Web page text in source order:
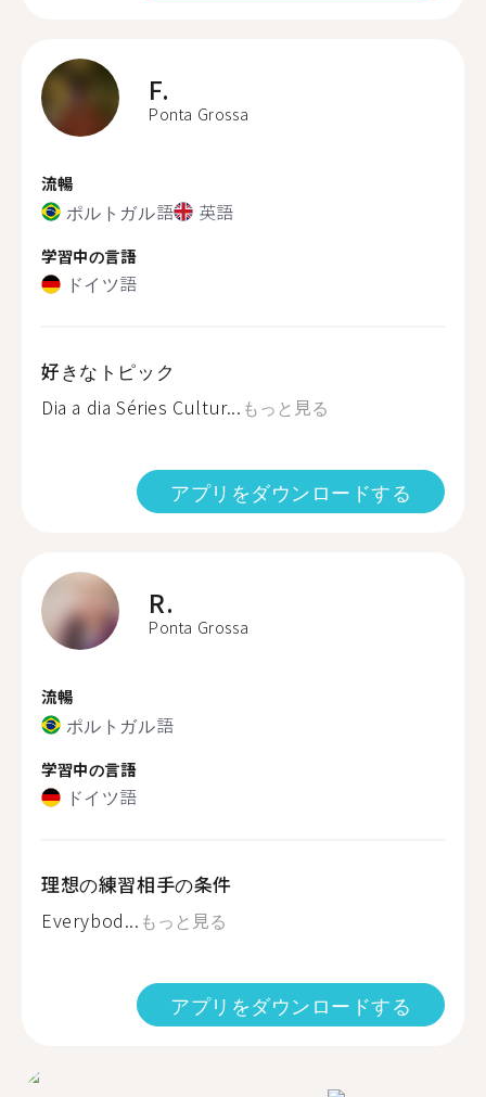
F.
Ponta Grossa
流暢
ポルトガル語 英語
学習中の言語
ドイツ語
好きなトピック
Dia a dia Séries Cultur... もっと見る
アプリをダウンロードする
R.
Ponta Grossa
流暢
ポルトガル語
学習中の言語
ドイツ語
理想の練習相手の条件
Everybod... もっと見る
アプリをダウンロードする